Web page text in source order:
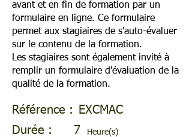
avant et en fin de formation par un
formulaire en ligne. Ce formulaire
permet aux stagiaires de s'auto-évaluer
sur le contenu de la formation.
Les stagiaires sont également invité à
remplir un formulaire d'évaluation de la
qualité de la formation.
Référence :
EXCMAC
Durée :
7 Heure(s)